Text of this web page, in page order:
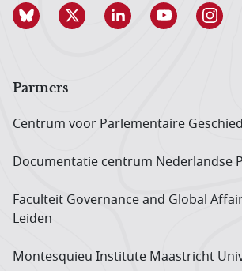
Partners
Centrum voor Parlementaire
Documentatie centrum Neder­landse
Faculteit Governance and Global
Leiden
Montesquieu Institute Maastricht